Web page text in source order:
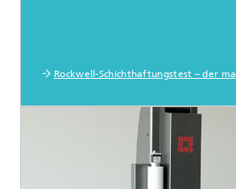
Rockwell-Schichthaftungstest – der